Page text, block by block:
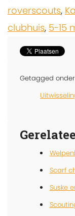
roverscouts,
clubhuis, 5-15
Getagged onder
Scarf
Suske